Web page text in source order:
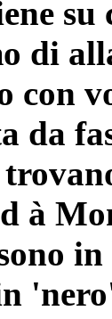
di
con
da
à